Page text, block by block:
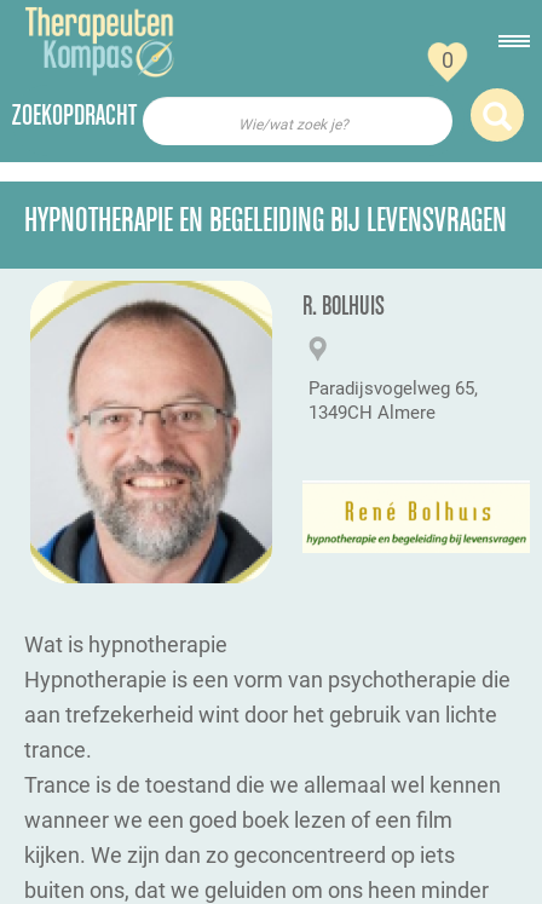
0
ZOEKOPDRACHT Wie/wat zoek je?
HYPNOTHERAPIE EN BEGELEIDING BIJ LEVENSVRAGEN
R. BOLHUIS
Paradijsvogelweg 65,
1349CH Almere
Wat is hypnotherapie
Hypnotherapie is een vorm van psychotherapie die
aan trefzekerheid wint door het gebruik van lichte
trance.
Trance is de toestand die we allemaal wel kennen
wanneer we een goed boek lezen of een film
kijken. We zijn dan zo geconcentreerd op iets
buiten ons, dat we geluiden om ons heen minder